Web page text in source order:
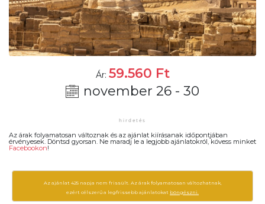
Ár: 59.560 Ft
november 26 - 30
Az árak folyamatosan változnak és az ajánlat kiírásanak időpontjában
érvényesek. Döntsd gyorsan. Ne maradj le a legjobb ajánlatokról, kövess minket
Facebookon!
Az ajánlat 425 napja nem frissült. Az árak folyamatosan változhatnak,
ezért célszerű a legfrissebb ajánlatokat böngészni.